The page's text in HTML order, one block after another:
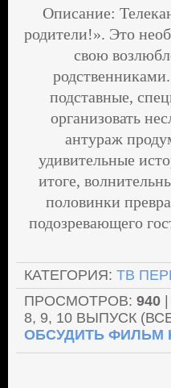
Описание:
родители!». Это
свою
подставные,
организовать
антураж
удивительные
итоге,
половинки
подозревающего
КАТЕГОРИЯ: ТВ
ПРОСМОТРОВ: 940
8, 9, 10 ВЫПУСК
ОБСУДИТЬ ФИЛЬМ